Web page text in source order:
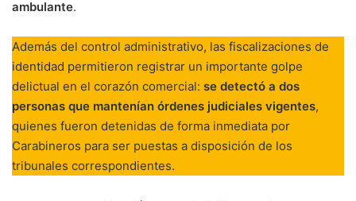
ambulante.
Además del control administrativo, las fiscalizaciones de
identidad permitieron registrar un importante golpe
delictual en el corazón comercial: se detectó a dos
personas que mantenían órdenes judiciales vigentes,
quienes fueron detenidas de forma inmediata por
Carabineros para ser puestas a disposición de los
tribunales correspondientes.